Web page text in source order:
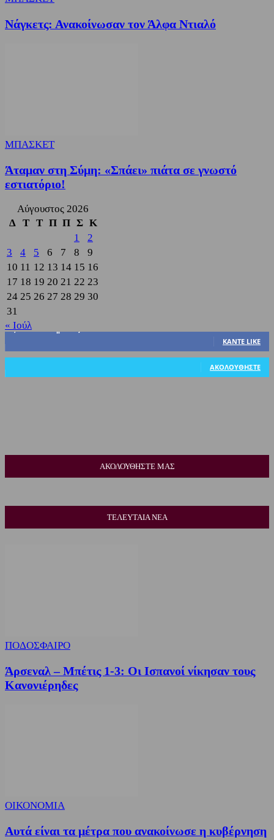
Νάγκετς: Ανακοίνωσαν τον Άλφα Ντιαλό
ΜΠΑΣΚΕΤ
Άταμαν στη Σύμη: «Σπάει» πιάτα σε γνωστό
εστιατόριο!
Αύγουστος 2026
Δ
Τ Τ Π Π Σ Κ
1
2
3
4 5 6 7 8
9
10 11 12 13 14 15 16
17 18 19 20 21 22 23
24 25 26 27 28 29 30
31
« Ιούλ
3,822
ΚΆΝΤΕ LIKE
ΑΚΟΛΟΥΘΉΣΤΕ
ΑΚΟΛΟΥΘΗΣΤΕ ΜΑΣ
ΤΕΛΕΥΤΑΙΑ ΝΕΑ
ΠΟΔΟΣΦΑΙΡΟ
Άρσεναλ – Μπέτις 1-3: Οι Ισπανοί νίκησαν τους
Κανονιέρηδες
ΟΙΚΟΝΟΜΙΑ
Αυτά είναι τα μέτρα που ανακοίνωσε η κυβέρνηση